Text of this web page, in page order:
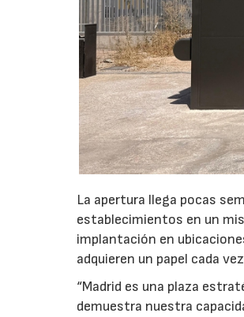
La apertura llega pocas
establecimientos en un
implantación en
adquieren un papel cada
“Madrid es una plaza
demuestra nuestra